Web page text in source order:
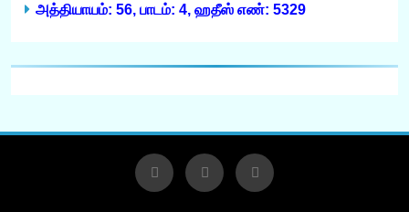
அத்தியாயம்: 56, பாடம்: 4, ஹதீஸ் எண்: 5329